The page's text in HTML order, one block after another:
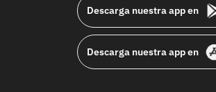
Descarga nuestra app en
Descarga nuestra app en